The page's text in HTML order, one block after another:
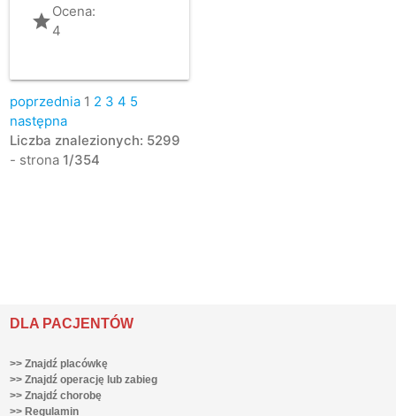
gradeOcena:
4
poprzednia 1 2 3 4 5
następna
Liczba znalezionych: 5299
- strona 1/354
DLA PACJENTÓW
>> Znajdź placówkę
>> Znajdź operację lub zabieg
>> Znajdź chorobę
>> Regulamin